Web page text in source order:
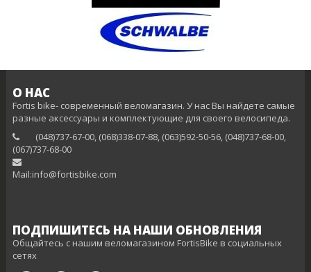
О НАС
Fortis bike- современный веломагазин. У нас Вы найдете самые
разные аксессуары и комплектующие для своего велосипеда.
(048)737-67-00, (068)338-07-88, (063)592-50-56, (048)737-68-00,
(‎067)737-68-00
Mail:info@fortisbike.com
ПОДПИШИТЕСЬ НА НАШИ ОБНОВЛЕНИЯ
Общайтесь с нашим веломагазином FortisBike в социальных
сетях